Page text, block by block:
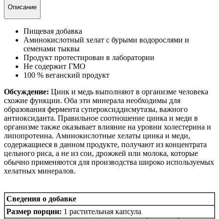
Описание
Пищевая добавка
Аминокислотный хелат с бурыми водорослями и
семенами тыквы
Продукт протестирован в лаборатории
Не содержит ГМО
100 % веганский продукт
Обсуждение: Цинк и медь выполняют в организме человека
схожие функции. Оба эти минерала необходимы для
образования фермента супероксиддисмутазы, важного
антиоксиданта. Правильное соотношение цинка и меди в
организме также оказывает влияние на уровни холестерина и
липопротеина. Аминокислотные хелаты цинка и меди,
содержащиеся в данном продукте, получают из концентрата
цельного риса, а не из сои, дрожжей или молока, которые
обычно применяются для производства широко используемых
хелатных минералов.
Сведения о добавке
Размер порции: 1 растительная капсула